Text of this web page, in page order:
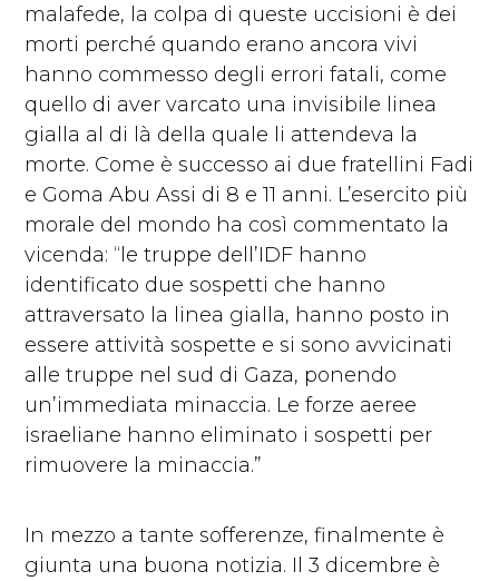
malafede, la colpa di queste uccisioni è dei
morti perché quando erano ancora vivi
hanno commesso degli errori fatali, come
quello di aver varcato una invisibile linea
gialla al di là della quale li attendeva la
morte. Come è successo ai due fratellini Fadi
e Goma Abu Assi di 8 e 11 anni. L’esercito più
morale del mondo ha così commentato la
vicenda: “le truppe dell’IDF hanno
identificato due sospetti che hanno
attraversato la linea gialla, hanno posto in
essere attività sospette e si sono avvicinati
alle truppe nel sud di Gaza, ponendo
un’immediata minaccia. Le forze aeree
israeliane hanno eliminato i sospetti per
rimuovere la minaccia.”
In mezzo a tante sofferenze, finalmente è
giunta una buona notizia. Il 3 dicembre è